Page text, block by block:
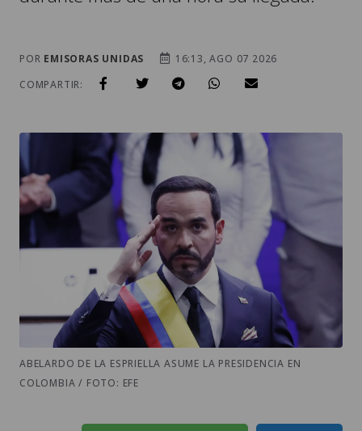
16:13, AGO 07 2026
ABELARDO DE LA ESPRIELLA ASUME LA PRESIDENCIA EN
COLOMBIA / FOTO: EFE
Síguenos en WhatsApp